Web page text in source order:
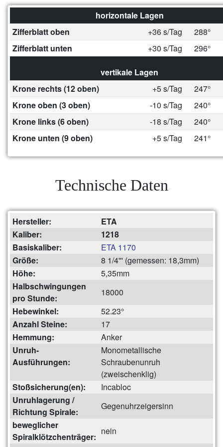
horizontale Lagen
Zifferblatt oben
+36 s/Tag
288°
Zifferblatt unten
+30 s/Tag 296°
vertikale Lagen
Krone rechts (12 oben)
+5 s/Tag
247°
Krone oben (3 oben)
-10 s/Tag
240°
Krone links (6 oben)
-18 s/Tag
240°
Krone unten (9 oben)
+5 s/Tag 241°
Technische Daten
Hersteller:
ETA
Kaliber:
1218
Basiskaliber:
ETA 1170
Größe:
8 1/4''' (gemessen: 18,3mm)
Höhe:
5,35mm
Halbschwingungen
pro Stunde:
18000
Hebewinkel:
52.23°
Anzahl Steine:
17
Hemmung:
Anker
Unruh-
Ausführungen:
Monometallische
Schraubenunruh
(zweischenklig)
Stoßsicherung(en):
Incabloc
Unruhlagerung /
Richtung Spirale:
Gegenuhrzeigersinn
beweglicher
Spiralklötzchenträger:
nein